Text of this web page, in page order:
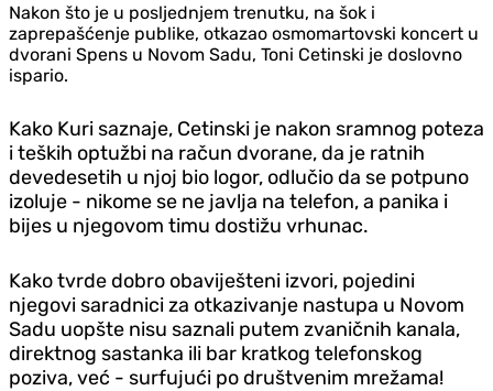
Nakon što je u posljednjem trenutku, na šok i
zaprepašćenje publike, otkazao osmomartovski koncert u
dvorani Spens u Novom Sadu, Toni Cetinski je doslovno
ispario.
Kako Kuri saznaje, Cetinski je nakon sramnog poteza
i teških optužbi na račun dvorane, da je ratnih
devedesetih u njoj bio logor, odlučio da se potpuno
izoluje - nikome se ne javlja na telefon, a panika i
bijes u njegovom timu dostižu vrhunac.
Kako tvrde dobro obaviješteni izvori, pojedini
njegovi saradnici za otkazivanje nastupa u Novom
Sadu uopšte nisu saznali putem zvaničnih kanala,
direktnog sastanka ili bar kratkog telefonskog
poziva, već - surfujući po društvenim mrežama!